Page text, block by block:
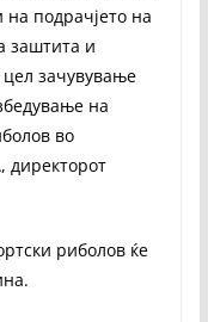
подрачјето на
заштита и
зачувување
на
во
директорот
риболов ќе